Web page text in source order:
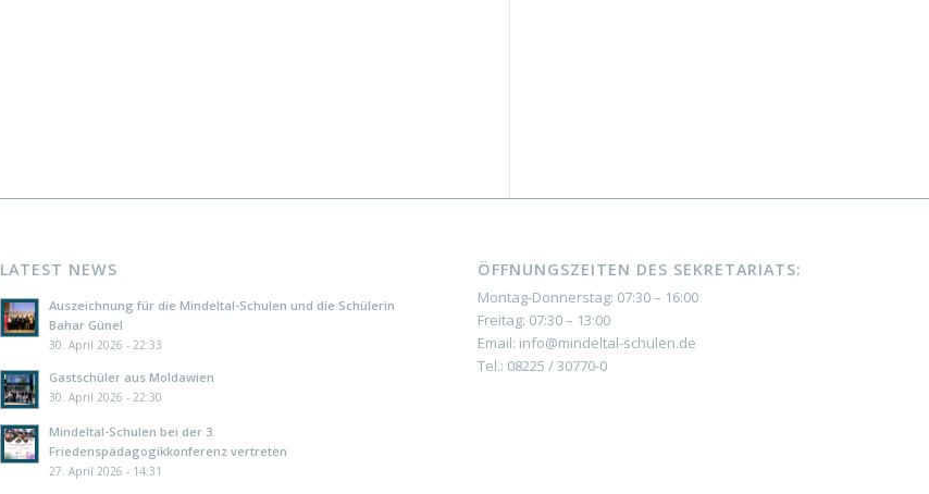
LATEST NEWS
Auszeichnung für die Mindeltal-Schulen und die Schülerin
Bahar Günel
30. April 2026 - 22:33
Gastschüler aus Moldawien
30. April 2026 - 22:30
Mindeltal-Schulen bei der 3.
Friedenspädagogikkonferenz vertreten
27. April 2026 - 14:31
ÖFFNUNGSZEITEN DES SEKRETARIATS:
Montag-Donnerstag: 07:30 – 16:00
Freitag: 07:30 – 13:00
Email: info@mindeltal-schulen.de
Tel.: 08225 / 30770-0